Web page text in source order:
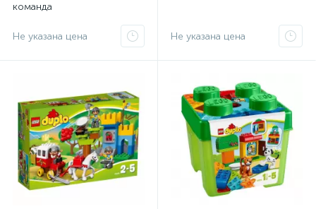
команда
Не указана цена Не указана цена